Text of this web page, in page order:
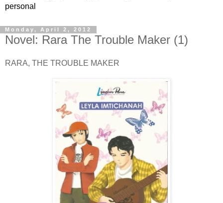
personal
Monday, April 2, 2012
Novel: Rara The Trouble Maker (1)
RARA, THE TROUBLE MAKER